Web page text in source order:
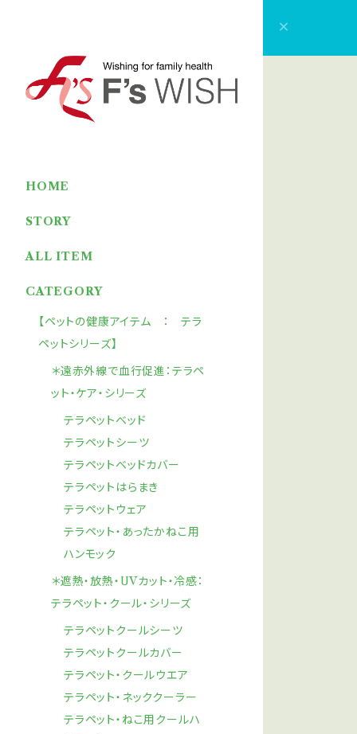
HOME
STORY
ALL ITEM
CATEGORY
【ペットの健康アイテム ： テラ
ペットシリーズ】
＊遠赤外線で血行促進：テラペ
ット・ケア・シリーズ
テラペットベッド
テラペットシーツ
テラペットベッドカバー
テラペットはらまき
テラペットウェア
テラペット・あったかねこ用
ハンモック
＊遮熱・放熱・UVカット・冷感：
テラペット・クール・シリーズ
テラペットクールシーツ
テラペットクールカバー
テラペット・クールウエア
テラペット・ネッククーラー
テラペット・ねこ用クールハ